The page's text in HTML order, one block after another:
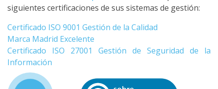
siguientes certificaciones de sus sistemas de gestión:
Certificado ISO 9001 Gestión de la Calidad
Marca Madrid Excelente
Certificado ISO 27001 Gestión de Seguridad de la
Información